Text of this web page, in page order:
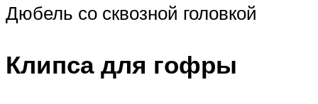
Дюбель со сквозной головкой
Клипса для гофры